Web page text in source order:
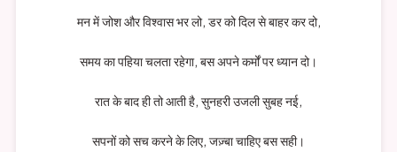
मन में जोश और विश्वास भर लो, डर को दिल से बाहर कर दो,
समय का पहिया चलता रहेगा, बस अपने कर्मों पर ध्यान दो।
रात के बाद ही तो आती है, सुनहरी उजली सुबह नई,
सपनों को सच करने के लिए, जज़्बा चाहिए बस सही।